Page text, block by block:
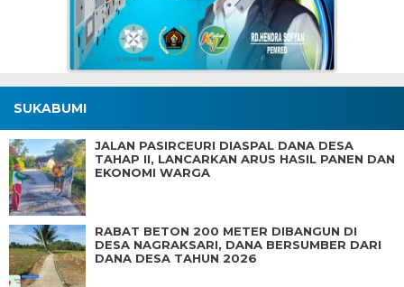
SUKABUMI
JALAN PASIRCEURI DIASPAL DANA DESA
TAHAP II, LANCARKAN ARUS HASIL PANEN DAN
EKONOMI WARGA
RABAT BETON 200 METER DIBANGUN DI
DESA NAGRAKSARI, DANA BERSUMBER DARI
DANA DESA TAHUN 2026